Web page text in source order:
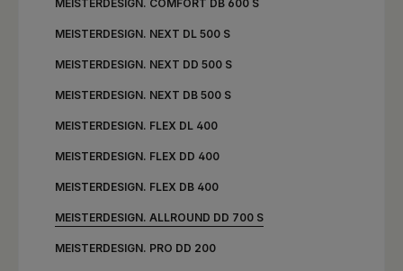
MEISTERDESIGN. COMFORT DB 600 S
MEISTERDESIGN. NEXT DL 500 S
MEISTERDESIGN. NEXT DD 500 S
MEISTERDESIGN. NEXT DB 500 S
MEISTERDESIGN. FLEX DL 400
MEISTERDESIGN. FLEX DD 400
MEISTERDESIGN. FLEX DB 400
MEISTERDESIGN. ALLROUND DD 700 S
MEISTERDESIGN. PRO DD 200